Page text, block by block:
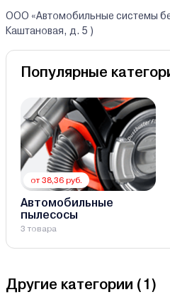
ООО «Автомобильные системы
Каштановая, д. 5 )
Популярные
от 38,36 руб.
Автомобильные
пылесосы
3 товара
Другие категории (1 )